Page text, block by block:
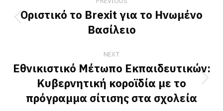
navigation Previous
post:
Οριστικό το Brexit για το Ηνωμένο
Βασίλειο
NEXT
Next
post:
Εθνικιστικό Μέτωπο Εκπαιδευτικών:
Κυβερνητική κοροϊδία με το
πρόγραμμα σίτισης στα σχολεία